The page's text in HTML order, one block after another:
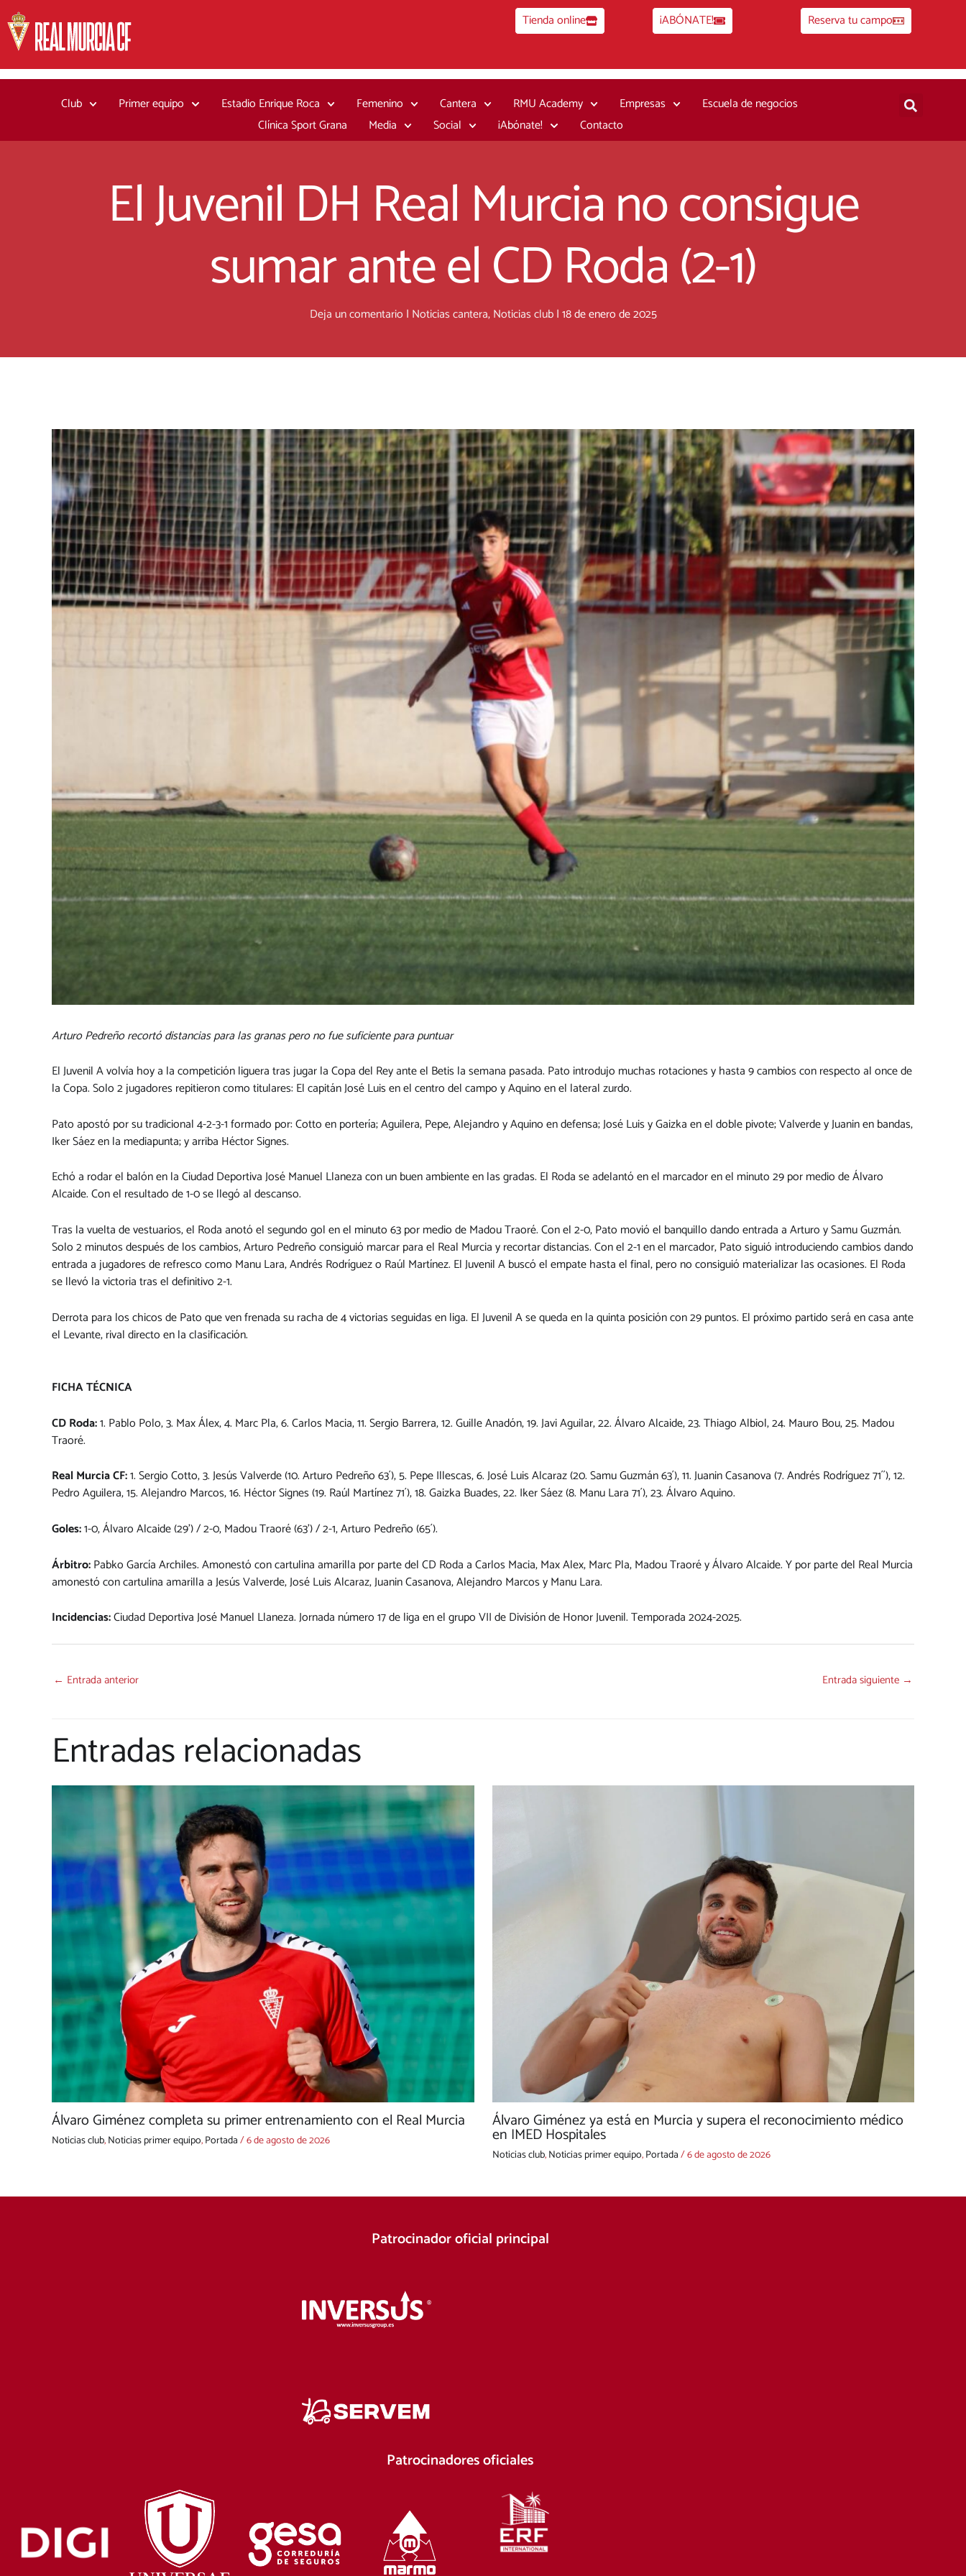
al
contenido
Tienda online ¡ABÓNATE! Reserva tu campo
Club Primer equipo Estadio Enrique Roca Femenino Cantera RMU Academy Empresas
Escuela de negocios
Clínica Sport Grana
Media Social ¡Abónate! Contacto
El Juvenil DH Real Murcia no consigue
sumar ante el CD Roda (2-1)
Deja un comentario | Noticias cantera,Noticias club|18 de enero de 2025
Arturo Pedreño recortó distancias para las granas pero no fue suficiente para puntuar
El Juvenil A volvía hoy a la competición liguera tras jugar la Copa del Rey ante el Betis la semana pasada. Pato introdujo muchas rotaciones y hasta 9 cambios con respecto al once de
la Copa. Solo 2 jugadores repitieron como titulares: El capitán José Luis en el centro del campo y Aquino en el lateral zurdo.
Pato apostó por su tradicional 4-2-3-1 formado por: Cotto en portería; Aguilera, Pepe, Alejandro y Aquino en defensa; José Luis y Gaizka en el doble pivote; Valverde y Juanin en bandas,
Iker Sáez en la mediapunta; y arriba Héctor Signes.
Echó a rodar el balón en la Ciudad Deportiva José Manuel Llaneza con un buen ambiente en las gradas. El Roda se adelantó en el marcador en el minuto 29 por medio de Álvaro
Alcaide. Con el resultado de 1-0 se llegó al descanso.
Tras la vuelta de vestuarios, el Roda anotó el segundo gol en el minuto 63 por medio de Madou Traoré. Con el 2-0, Pato movió el banquillo dando entrada a Arturo y Samu Guzmán.
Solo 2 minutos después de los cambios, Arturo Pedreño consiguió marcar para el Real Murcia y recortar distancias. Con el 2-1 en el marcador, Pato siguió introduciendo cambios dando
entrada a jugadores de refresco como Manu Lara, Andrés Rodríguez o Raúl Martínez. El Juvenil A buscó el empate hasta el final, pero no consiguió materializar las ocasiones. El Roda
se llevó la victoria tras el definitivo 2-1.
Derrota para los chicos de Pato que ven frenada su racha de 4 victorias seguidas en liga. El Juvenil A se queda en la quinta posición con 29 puntos. El próximo partido será en casa ante
el Levante, rival directo en la clasificación.
FICHA TÉCNICA
CD Roda:1. Pablo Polo, 3. Max Álex, 4. Marc Pla, 6. Carlos Macia, 11. Sergio Barrera, 12. Guille Anadón, 19. Javi Aguilar, 22. Álvaro Alcaide, 23. Thiago Albiol, 24. Mauro Bou, 25. Madou
Traoré.
Real Murcia CF:1. Sergio Cotto, 3. Jesús Valverde (10. Arturo Pedreño 63´), 5. Pepe Illescas, 6. José Luis Alcaraz (20. Samu Guzmán 63´), 11. Juanin Casanova (7. Andrés Rodríguez 71´´), 12.
Pedro Aguilera, 15. Alejandro Marcos, 16. Héctor Signes (19. Raúl Martínez 71´), 18. Gaizka Buades, 22. Iker Sáez (8. Manu Lara 71´), 23. Álvaro Aquino.
Goles:1-0, Álvaro Alcaide (29’) / 2-0, Madou Traoré (63’) / 2-1, Arturo Pedreño (65´).
Árbitro:Pabko García Archiles. Amonestó con cartulina amarilla por parte del CD Roda a Carlos Macia, Max Alex, Marc Pla, Madou Traoré y Álvaro Alcaide. Y por parte del Real Murcia
amonestó con cartulina amarilla a Jesús Valverde, José Luis Alcaraz, Juanin Casanova, Alejandro Marcos y Manu Lara.
Incidencias:Ciudad Deportiva José Manuel Llaneza. Jornada número 17 de liga en el grupo VII de División de Honor Juvenil. Temporada 2024-2025.
← Entrada anterior Entrada siguiente →
Entradas relacionadas
Álvaro Giménez completa su primer entrenamiento con el Real Murcia
Noticias club,Noticias primer equipo,Portada/6 de agosto de 2026
Álvaro Giménez ya está en Murcia y supera el reconocimiento médico
en IMED Hospitales
Noticias club,Noticias primer equipo,Portada/6 de agosto de 2026
Patrocinador oficial principal
Patrocinadores oficiales